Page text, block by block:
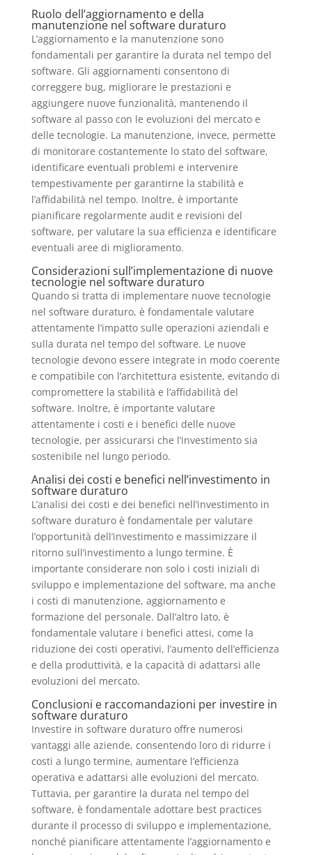
Ruolo dell’aggiornamento e della
manutenzione nel software duraturo
L’aggiornamento e la manutenzione sono
fondamentali per garantire la durata nel tempo del
software. Gli aggiornamenti consentono di
correggere bug, migliorare le prestazioni e
aggiungere nuove funzionalità, mantenendo il
software al passo con le evoluzioni del mercato e
delle tecnologie. La manutenzione, invece, permette
di monitorare costantemente lo stato del software,
identificare eventuali problemi e intervenire
tempestivamente per garantirne la stabilità e
l’affidabilità nel tempo. Inoltre, è importante
pianificare regolarmente audit e revisioni del
software, per valutare la sua efficienza e identificare
eventuali aree di miglioramento.
Considerazioni sull’implementazione di nuove
tecnologie nel software duraturo
Quando si tratta di implementare nuove tecnologie
nel software duraturo, è fondamentale valutare
attentamente l’impatto sulle operazioni aziendali e
sulla durata nel tempo del software. Le nuove
tecnologie devono essere integrate in modo coerente
e compatibile con l’architettura esistente, evitando di
compromettere la stabilità e l’affidabilità del
software. Inoltre, è importante valutare
attentamente i costi e i benefici delle nuove
tecnologie, per assicurarsi che l’investimento sia
sostenibile nel lungo periodo.
Analisi dei costi e benefici nell’investimento in
software duraturo
L’analisi dei costi e dei benefici nell’investimento in
software duraturo è fondamentale per valutare
l’opportunità dell’investimento e massimizzare il
ritorno sull’investimento a lungo termine. È
importante considerare non solo i costi iniziali di
sviluppo e implementazione del software, ma anche
i costi di manutenzione, aggiornamento e
formazione del personale. Dall’altro lato, è
fondamentale valutare i benefici attesi, come la
riduzione dei costi operativi, l’aumento dell’efficienza
e della produttività, e la capacità di adattarsi alle
evoluzioni del mercato.
Conclusioni e raccomandazioni per investire in
software duraturo
Investire in software duraturo offre numerosi
vantaggi alle aziende, consentendo loro di ridurre i
costi a lungo termine, aumentare l’efficienza
operativa e adattarsi alle evoluzioni del mercato.
Tuttavia, per garantire la durata nel tempo del
software, è fondamentale adottare best practices
durante il processo di sviluppo e implementazione,
nonché pianificare attentamente l’aggiornamento e